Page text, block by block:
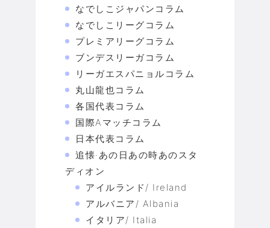
なでしこジャパンコラム
なでしこリーグコラム
プレミアリーグコラム
ブンデスリーガコラム
リーガエスパニョルコラム
丸山龍也コラム
各国代表コラム
国際Aマッチコラム
日本代表コラム
追懐·あの日あの時あのスタ
ディオン
アイルランド/ Ireland
アルバニア/ Albania
イタリア/ Italia